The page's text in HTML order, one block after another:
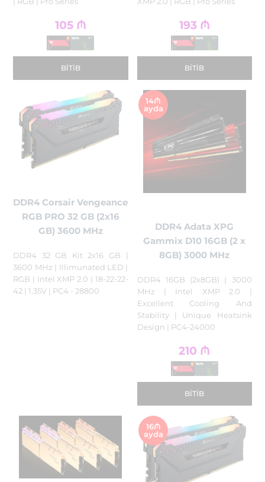
105 ₼
BITIB
193 ₼
BITIB
DDR4 Corsair Vengeance
RGB PRO 32 GB (2x16
GB) 3600 MHz
DDR4 32 GB Kit 2x16 GB |
3600 MHz | Illimunated LED |
RGB | Intel XMP 2.0 | 18-22-22-
42 | 1.35V | PC4 - 28800
14₼
ayda
DDR4 Adata XPG
Gammix D10 16GB (2 x
8GB) 3000 MHz
DDR4 16GB (2x8GB) | 3000
MHz | Intel XMP 2.0 |
Excellent Cooling And
Stability | Unique Heatsink
Design | PC4-24000
210 ₼
BITIB
16₼
ayda